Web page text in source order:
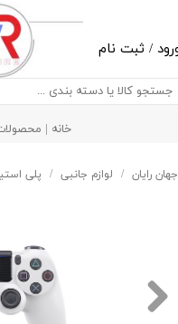
/ ثبت نام
حساب کاربری من
تغییر گذر واژه
خانه |
جهان رایان لوازم جانبی پلی